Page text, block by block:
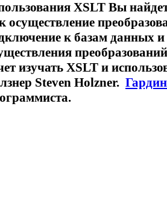
XSLT Вы
осуществление
к базам данных и
изучать XSLT и
Steven Holzner.